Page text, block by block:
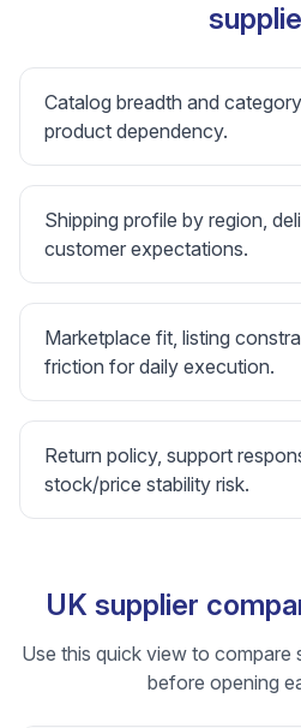
Catalog breadth and
product dependency.
Shipping profile by region,
customer expectations.
Marketplace fit, listing
friction for daily execution.
Return policy, support
stock/price stability risk.
UK supplier
Use this quick view to compare
before opening